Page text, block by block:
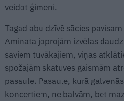
veidot ģimeni.
Tagad abu dzīvē sācies
Aminata joprojām izvēlas
saviem tuvākajiem, viņas
spožajām skatuves gaismām
pasaule. Pasaule, kurā
koncertiem, ne balvām, bet